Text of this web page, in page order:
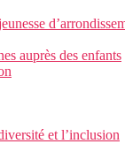
auprès des enfants
et l’inclusion